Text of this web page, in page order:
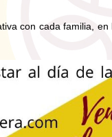
con cada familia,